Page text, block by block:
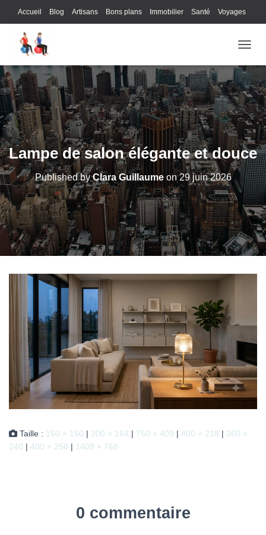
Accueil Blog Artisans Bons plans Immobilier Santé Voyages
Lifestyle
Juridique Logistique Publicité Technologie
Lampe de salon élégante et douce
Published byClara Guillaumeon29 juin 2026
Taille : 150 × 150 | 300 × 164 | 750 × 409 | 400 × 218 | 360 ×
240 | 400 × 250 | 1408 × 768
0 commentaire